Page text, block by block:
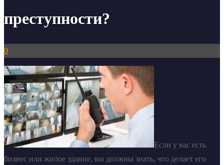
преступности?
0
Если у вас есть
бизнес или жилое здание, вы должны знать, что делает его